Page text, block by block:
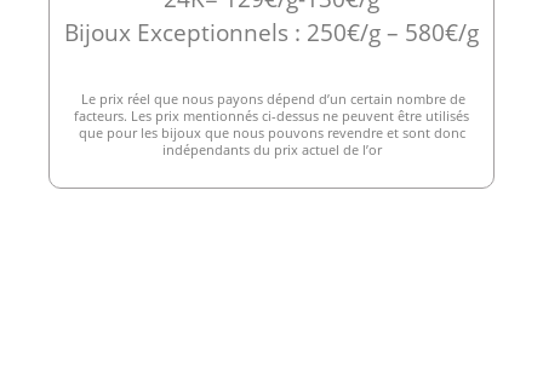
Bijoux Exceptionnels : 250€/g – 580€/g
Le prix réel que nous payons dépend d’un certain nombre de
facteurs. Les prix mentionnés ci-dessus ne peuvent être utilisés
que pour les bijoux que nous pouvons revendre et sont donc
indépendants du prix actuel de l’or